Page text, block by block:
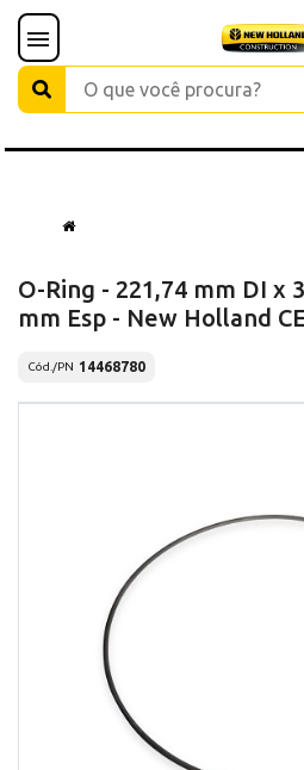
O-Ring - 221,74 mm DI x
mm Esp - New Holland
Cód./PN 14468780